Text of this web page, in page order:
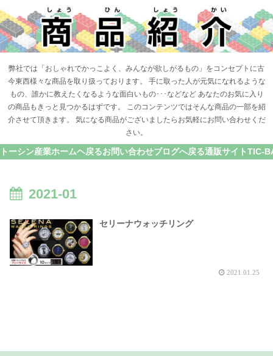
弊社では「おしゃれでかっこよく、みんなが欲しがるもの」をコンセプトに古
今東西様々な商品を取り扱っております。 手に取った人が元気になれるような
もの、誰かに教えたくなるような面白いもの･･･などなど あなたのお気に入り
の商品もきっと見つかるはずです。 このコンテンツではそんな商品の一部を紹
介させて頂きます。 気になる商品がございましたらお気軽にお問い合わせくだ
さい。
トーシン産業ホームヘ戻るお問い合わせブログへ戻る通販サイトTIC-
2021-01
セリーナウォッチリング
2021.01.25